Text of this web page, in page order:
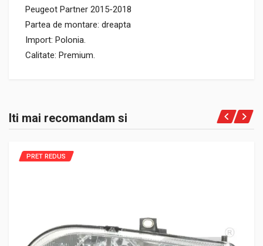
Peugeot Partner 2015-2018
Partea de montare: dreapta
Import: Polonia.
Calitate: Premium.
Iti mai recomandam si
PRET REDUS